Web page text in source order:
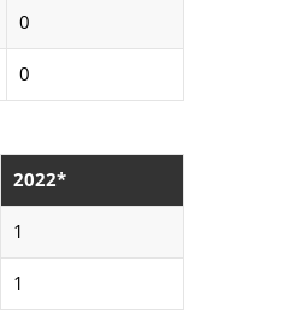
0
0
2022*
1
1